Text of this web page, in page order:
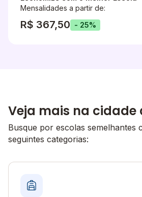
Mensalidades a partir de:
R$ 367,50 - 25%
Veja mais na cidade
Busque por escolas semelhantes
seguintes categorias: